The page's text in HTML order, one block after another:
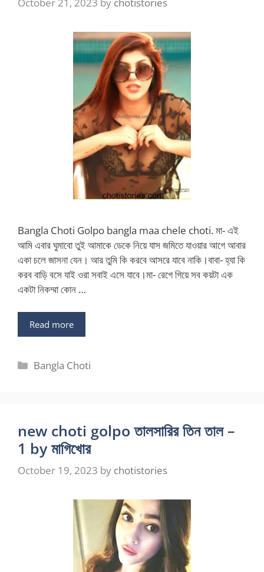
Bangla Choti Golpo bangla maa chele choti. মা- এই
আমি এবার ঘুমাবো তুই আমাকে ডেকে নিয়ে যাস জমিতে যাওয়ার আগে আবার
একা চলে জাসনা যেন। আর তুমি কি করবে আসরে যাবে নাকি।বাবা- হ্যা কি
করব বাড়ি বসে যাই ওরা সবাই এসে যাবে।মা- রেগে গিয়ে সব কয়টা এক
একটা নিকম্মা কোন …
Read more
Categories
Bangla Choti
new choti golpo তালসারির তিন তাল –
1 by মাগিখোর
October 19, 2023 by chotistories